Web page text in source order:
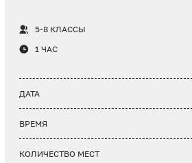
5-8 КЛАССЫ
1 ЧАС
ДАТА
ВРЕМЯ
КОЛИЧЕСТВО МЕСТ